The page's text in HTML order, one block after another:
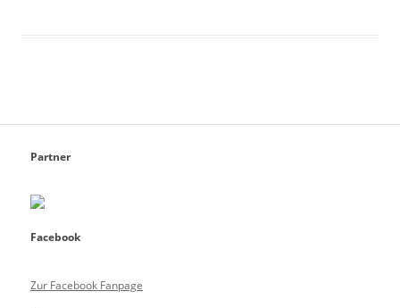
Partner
Facebook
Zur Facebook Fanpage